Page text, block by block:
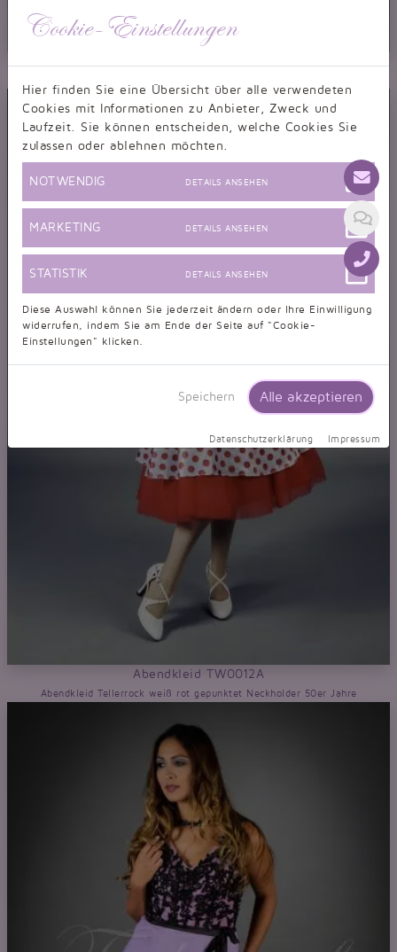
Abendkleid TW0012A
Abendkleid Tellerrock weiß rot gepunktet Neckholder 50er Jahre
Cookie-Einstellungen
Hier finden Sie eine Übersicht über alle verwendeten
Cookies mit Informationen zu Anbieter, Zweck und
Laufzeit. Sie können entscheiden, welche Cookies Sie
zulassen oder ablehnen möchten.
NOTWENDIG DETAILS ANSEHEN
MARKETING DETAILS ANSEHEN
STATISTIK DETAILS ANSEHEN
Diese Auswahl können Sie jederzeit ändern oder Ihre Einwilligung
widerrufen, indem Sie am Ende der Seite auf "Cookie-
Einstellungen" klicken.
Speichern Alle akzeptieren
Datenschutzerklärung Impressum